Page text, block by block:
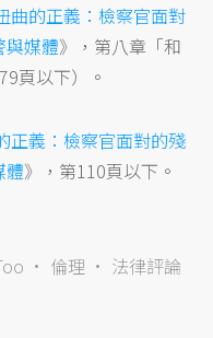
曲的正義：檢察官面對
與媒體》，第八章「和
頁以下）。
正義：檢察官面對的殘
體》，第110頁以下。
倫理
法律評論